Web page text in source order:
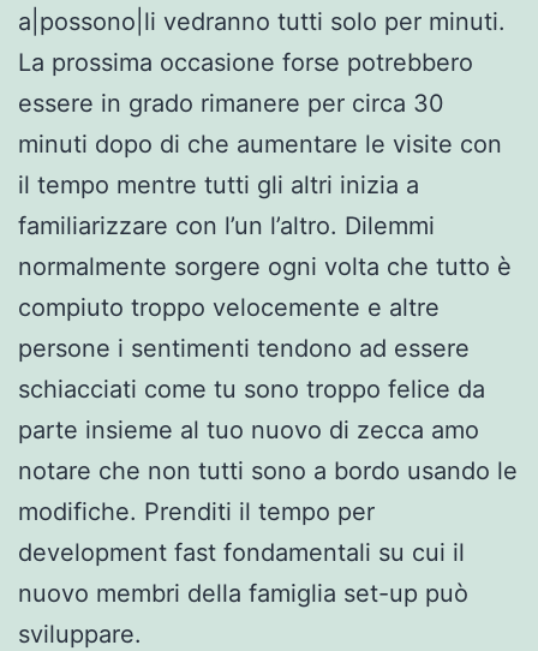
a|possono|li vedranno tutti solo per minuti.
La prossima occasione forse potrebbero
essere in grado rimanere per circa 30
minuti dopo di che aumentare le visite con
il tempo mentre tutti gli altri inizia a
familiarizzare con l’un l’altro. Dilemmi
normalmente sorgere ogni volta che tutto è
compiuto troppo velocemente e altre
persone i sentimenti tendono ad essere
schiacciati come tu sono troppo felice da
parte insieme al tuo nuovo di zecca amo
notare che non tutti sono a bordo usando le
modifiche. Prenditi il ​​tempo per
development fast fondamentali su cui il
nuovo membri della famiglia set-up può
sviluppare.